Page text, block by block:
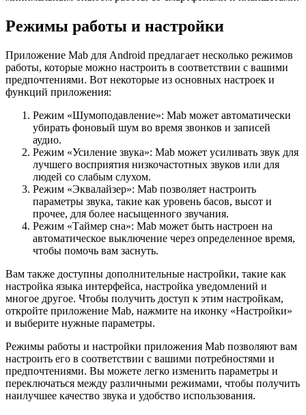
Режимы работы и настройки
Приложение Mab для Android предлагает несколько режимов
работы, которые можно настроить в соответствии с вашими
предпочтениями. Вот некоторые из основных настроек и
функций приложения:
Режим «Шумоподавление»: Mab может автоматически
убирать фоновый шум во время звонков и записей
аудио.
Режим «Усиление звука»: Mab может усиливать звук для
лучшего восприятия низкочастотных звуков или для
людей со слабым слухом.
Режим «Эквалайзер»: Mab позволяет настроить
параметры звука, такие как уровень басов, высот и
прочее, для более насыщенного звучания.
Режим «Таймер сна»: Mab может быть настроен на
автоматическое выключение через определенное время,
чтобы помочь вам заснуть.
Вам также доступны дополнительные настройки, такие как
настройка языка интерфейса, настройка уведомлений и
многое другое. Чтобы получить доступ к этим настройкам,
откройте приложение Mab, нажмите на иконку «Настройки»
и выберите нужные параметры.
Режимы работы и настройки приложения Mab позволяют вам
настроить его в соответствии с вашими потребностями и
предпочтениями. Вы можете легко изменить параметры и
переключаться между различными режимами, чтобы получить
наилучшее качество звука и удобство использования.